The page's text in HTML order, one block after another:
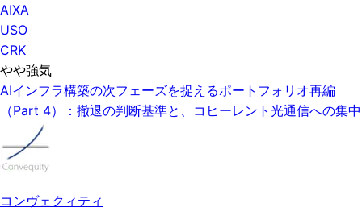
AIXA
USO
CRK
やや強気
AIインフラ構築の次フェーズを捉えるポートフォリオ再編
（Part 4）：撤退の判断基準と、コヒーレント光通信への集中
コンヴェクィティ